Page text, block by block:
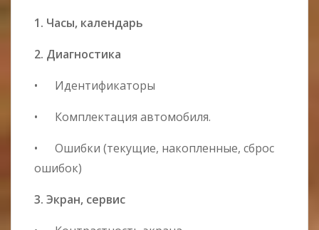
1. Часы, календарь
2. Диагностика
• Идентификаторы
• Комплектация автомобиля.
• Ошибки (текущие, накопленные, сброс
ошибок)
3. Экран, сервис